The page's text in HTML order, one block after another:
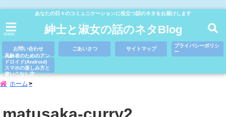
あなたの日々のコミュニケーションに役立つ話のネタをお届けします
menu 紳士と淑女の話のネタBlog
お問い合わせ ごあいさつ サイトマップ
プライバシーポリシ
ー
高齢者のためのアン
ドロイド(Android)
スマホの楽しみ方と
使いこなし方
ホーム